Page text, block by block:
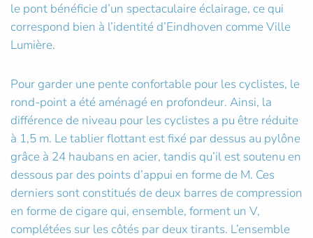
le pont bénéficie d’un spectaculaire éclairage, ce qui
correspond bien à l’identité d’Eindhoven comme Ville
Lumière.
Pour garder une pente confortable pour les cyclistes, le
rond-point a été aménagé en profondeur. Ainsi, la
différence de niveau pour les cyclistes a pu être réduite
à 1,5 m. Le tablier flottant est fixé par dessus au pylône
grâce à 24 haubans en acier, tandis qu’il est soutenu en
dessous par des points d’appui en forme de M. Ces
derniers sont constitués de deux barres de compression
en forme de cigare qui, ensemble, forment un V,
complétées sur les côtés par deux tirants. L’ensemble